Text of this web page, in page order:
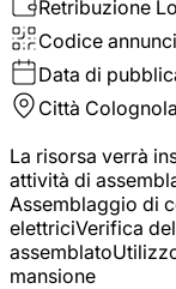
Retribuzione
Codice
Data di
Città
La risorsa verrà
attività di
Assemblaggio di
elettriciVerifica
mansione